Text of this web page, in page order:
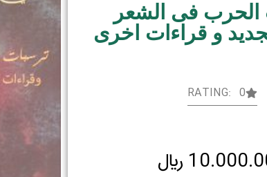
الحرب فی الشعر
و قراءات اخری
RATING: 0
﷼